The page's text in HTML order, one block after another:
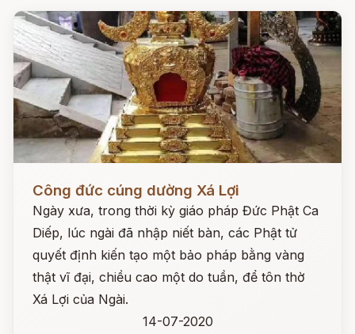
Công đức cúng dường Xá Lợi
Ngày xưa, trong thời kỳ giáo pháp Đức Phật Ca
Diếp, lúc ngài đã nhập niết bàn, các Phật tử
quyết định kiến tạo một bảo pháp bằng vàng
thật vĩ đại, chiều cao một do tuần, để tôn thờ
Xá Lợi của Ngài.
14-07-2020